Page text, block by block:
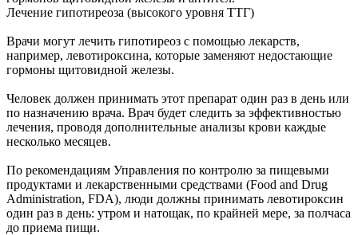
Лечение гипотиреоза (высокого уровня ТТГ)
Врачи могут лечить гипотиреоз с помощью лекарств,
например, левотироксина, которые заменяют недостающие
гормоны щитовидной железы.
Человек должен принимать этот препарат один раз в день или
по назначению врача. Врач будет следить за эффективностью
лечения, проводя дополнительные анализы крови каждые
несколько месяцев.
По рекомендациям Управления по контролю за пищевыми
продуктами и лекарственными средствами (Food and Drug
Administration, FDA), люди должны принимать левотироксин
один раз в день: утром и натощак, по крайней мере, за полчаса
до приема пищи.